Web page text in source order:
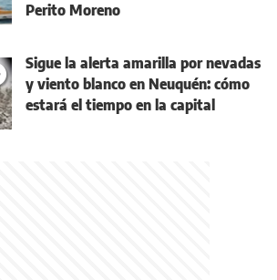
Perito Moreno
Sigue la alerta amarilla por nevadas
y viento blanco en Neuquén: cómo
estará el tiempo en la capital